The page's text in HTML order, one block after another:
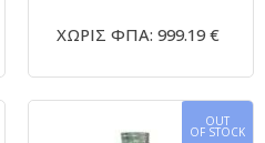
ΧΩΡΙΣ ΦΠΑ: 999.19 €
OUT
OF STOCK